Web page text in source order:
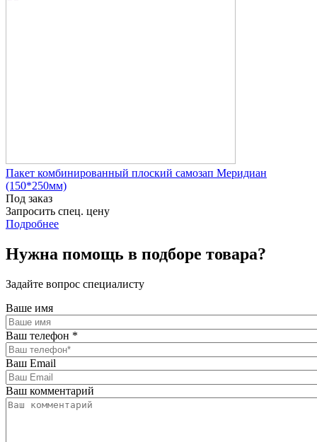
Пакет комбинированный плоский самозап Меридиан
(150*250мм)
Под заказ
Запросить спец. цену
Подробнее
Нужна помощь в подборе товара?
Задайте вопрос специалисту
Ваше имя
Ваш телефон *
Ваш Email
Ваш комментарий